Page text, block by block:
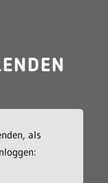
als